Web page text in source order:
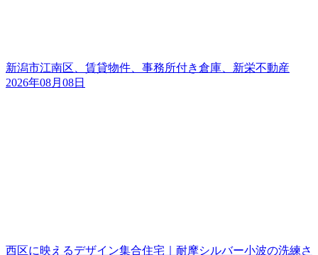
新潟市江南区、賃貸物件、事務所付き倉庫、新栄不動産
2026年08月08日
西区に映えるデザイン集合住宅｜耐摩シルバー小波の洗練さ